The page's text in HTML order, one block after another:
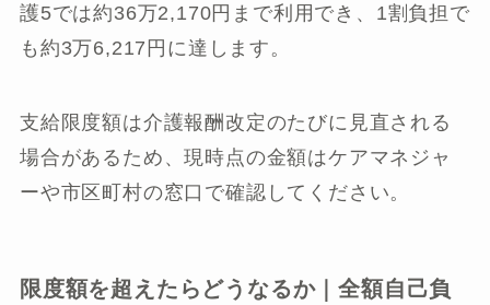
護5では約36万2,170円まで利用でき、1割負担で
も約3万6,217円に達します。
支給限度額は介護報酬改定のたびに見直される
場合があるため、現時点の金額はケアマネジャ
ーや市区町村の窓口で確認してください。
限度額を超えたらどうなるか｜全額自己負